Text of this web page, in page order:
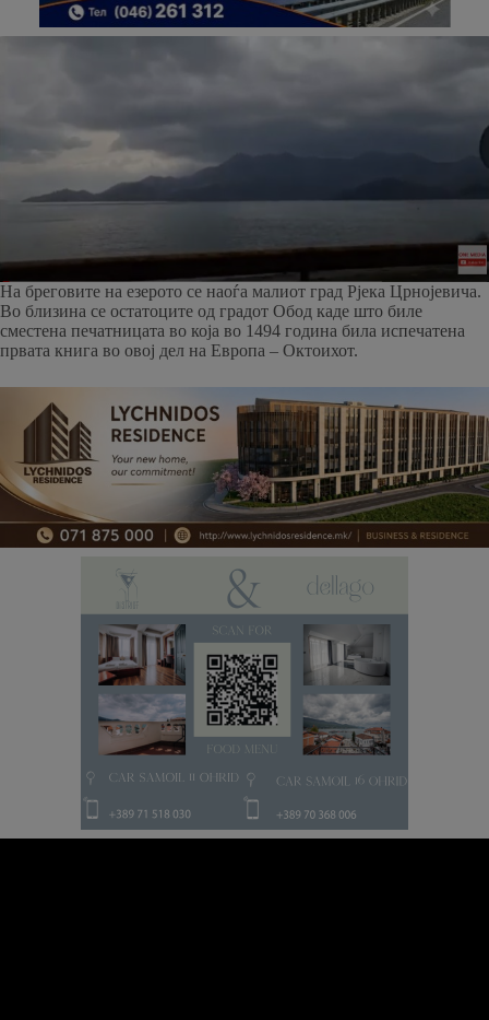
На бреговите на езерото се наоѓа малиот град Рјека Црнојевича.
Во близина се остатоците од градот Обод каде што биле
сместена печатницата во која во 1494 година била испечатена
првата книга во овој дел на Европа – Октоихот.